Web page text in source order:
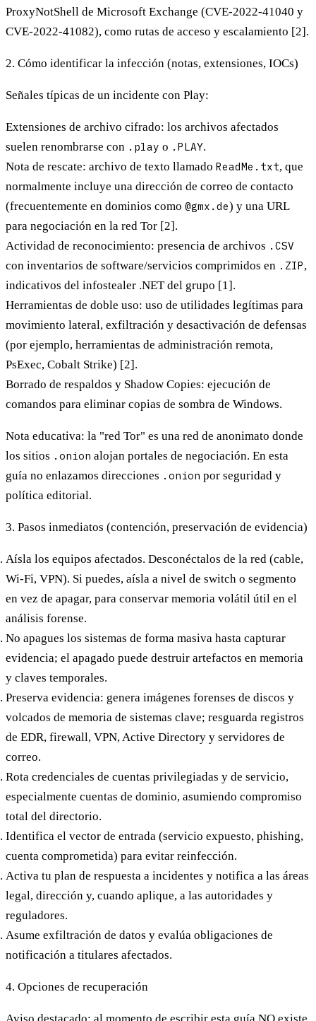
ProxyNotShell de Microsoft Exchange (CVE-2022-41040 y
CVE-2022-41082), como rutas de acceso y escalamiento [2].
2. Cómo identificar la infección (notas, extensiones, IOCs)
Señales típicas de un incidente con Play:
Extensiones de archivo cifrado: los archivos afectados
suelen renombrarse con .play o .PLAY.
Nota de rescate: archivo de texto llamado ReadMe.txt, que
normalmente incluye una dirección de correo de contacto
(frecuentemente en dominios como @gmx.de) y una URL
para negociación en la red Tor [2].
Actividad de reconocimiento: presencia de archivos .CSV
con inventarios de software/servicios comprimidos en .ZIP,
indicativos del infostealer .NET del grupo [1].
Herramientas de doble uso: uso de utilidades legítimas para
movimiento lateral, exfiltración y desactivación de defensas
(por ejemplo, herramientas de administración remota,
PsExec, Cobalt Strike) [2].
Borrado de respaldos y Shadow Copies: ejecución de
comandos para eliminar copias de sombra de Windows.
Nota educativa: la "red Tor" es una red de anonimato donde
los sitios .onion alojan portales de negociación. En esta
guía no enlazamos direcciones .onion por seguridad y
política editorial.
3. Pasos inmediatos (contención, preservación de evidencia)
Aísla los equipos afectados. Desconéctalos de la red (cable,
Wi-Fi, VPN). Si puedes, aísla a nivel de switch o segmento
en vez de apagar, para conservar memoria volátil útil en el
análisis forense.
No apagues los sistemas de forma masiva hasta capturar
evidencia; el apagado puede destruir artefactos en memoria
y claves temporales.
Preserva evidencia: genera imágenes forenses de discos y
volcados de memoria de sistemas clave; resguarda registros
de EDR, firewall, VPN, Active Directory y servidores de
correo.
Rota credenciales de cuentas privilegiadas y de servicio,
especialmente cuentas de dominio, asumiendo compromiso
total del directorio.
Identifica el vector de entrada (servicio expuesto, phishing,
cuenta comprometida) para evitar reinfección.
Activa tu plan de respuesta a incidentes y notifica a las áreas
legal, dirección y, cuando aplique, a las autoridades y
reguladores.
Asume exfiltración de datos y evalúa obligaciones de
notificación a titulares afectados.
4. Opciones de recuperación
Aviso destacado: al momento de escribir esta guía NO existe